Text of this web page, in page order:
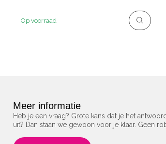
Op voorraad
Meer informatie
Heb je een vraag? Grote kans dat je het
uit? Dan staan we gewoon voor je klaar. Geen